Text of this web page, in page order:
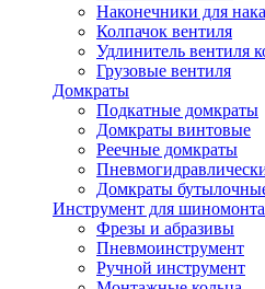
Наконечники для
Колпачок вентиля
Удлинитель вентиля
Грузовые вентиля
Домкраты
Подкатные домкраты
Домкраты винтовые
Реечные домкраты
Домкраты
Инструмент для
Фрезы и абразивы
Пневмоинструмент
Ручной инструмент